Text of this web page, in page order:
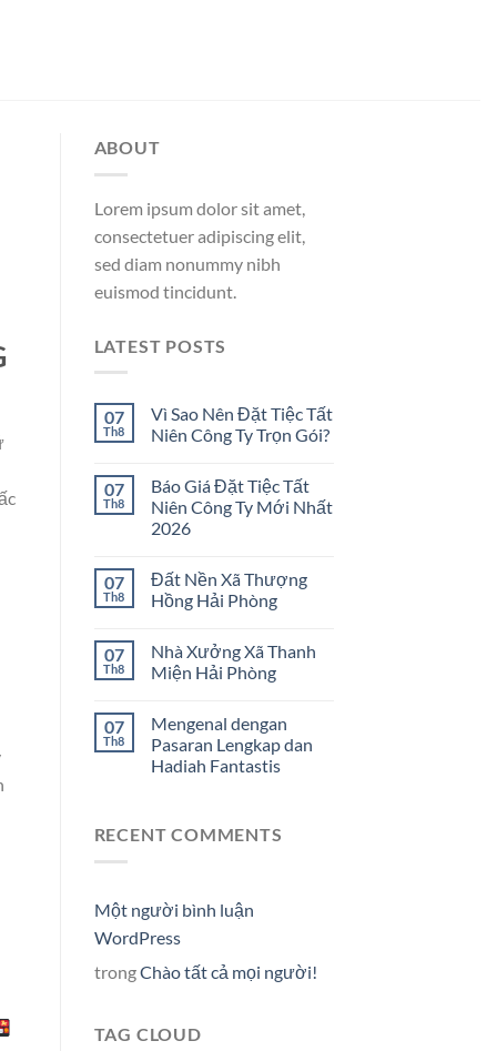
ABOUT
Lorem ipsum dolor sit amet,
consectetuer adipiscing elit,
sed diam nonummy nibh
euismod tincidunt.
LATEST POSTS
07
Th8
Vì Sao Nên Đặt Tiệc Tất
Niên Công Ty Trọn Gói?
07
Th8
Báo Giá Đặt Tiệc Tất
Niên Công Ty Mới Nhất
2026
07
Th8
Đất Nền Xã Thượng
Hồng Hải Phòng
07
Th8
Nhà Xưởng Xã Thanh
Miện Hải Phòng
07
Th8
Mengenal dengan
Pasaran Lengkap dan
Hadiah Fantastis
RECENT COMMENTS
Một người bình luận
WordPress
trongChào tất cả mọi người!
TAG CLOUD